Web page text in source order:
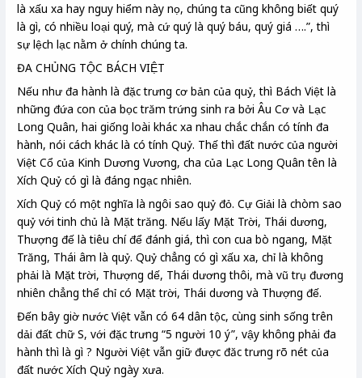
là xấu xa hay nguy hiểm này nọ, chúng ta cũng không biết quý
là gì, có nhiều loại quý, mà cứ quý là quý báu, quý giá ….”, thì
sự lệch lạc nằm ở chính chúng ta.
ĐA CHỦNG TỘC BÁCH VIỆT
Nếu như đa hành là đặc trưng cơ bản của quỷ, thì Bách Việt là
những đứa con của bọc trăm trứng sinh ra bởi Âu Cơ và Lạc
Long Quân, hai giống loài khác xa nhau chắc chắn có tính đa
hành, nói cách khác là có tính Quỷ. Thế thì đất nước của người
Việt Cổ của Kinh Dương Vương, cha của Lạc Long Quân tên là
Xích Quỷ có gì là đáng ngạc nhiên.
Xích Quỷ có một nghĩa là ngôi sao quỷ đỏ. Cự Giải là chòm sao
quỷ với tinh chủ là Mặt trăng. Nếu lấy Mặt Trời, Thái dương,
Thượng đế là tiêu chí để đánh giá, thì con cua bò ngang, Mặt
Trăng, Thái âm là quỷ. Quỷ chẳng có gì xấu xa, chỉ là không
phải là Mặt trời, Thượng dế, Thái dương thôi, mà vũ trụ đương
nhiên chẳng thể chỉ có Mặt trời, Thái dương và Thượng đế.
Đến bây giờ nước Việt vẫn có 64 dân tộc, cùng sinh sống trên
dải đất chữ S, với đặc trưng “5 người 10 ý”, vậy không phải đa
hành thì là gì ? Người Việt vẫn giữ được đăc trưng rõ nét của
đất nước Xích Quỷ ngày xưa.